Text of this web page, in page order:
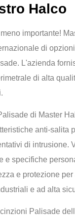
Halco
importante!
di
L'azienda
di alta
di Master
anti-salita
di intrusione.
e specifiche
e protezione per
e ad alta
Palisade